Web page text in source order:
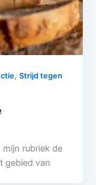
,Strijd tegen
mijn rubriek de
gebied van